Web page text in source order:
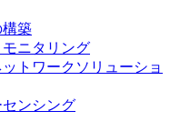
構築
ニタリング
トワークソリューショ
ンシング